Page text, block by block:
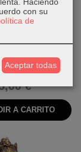
19 cm
de bronce
€
A CARRITO
con su
de
Aceptar todas